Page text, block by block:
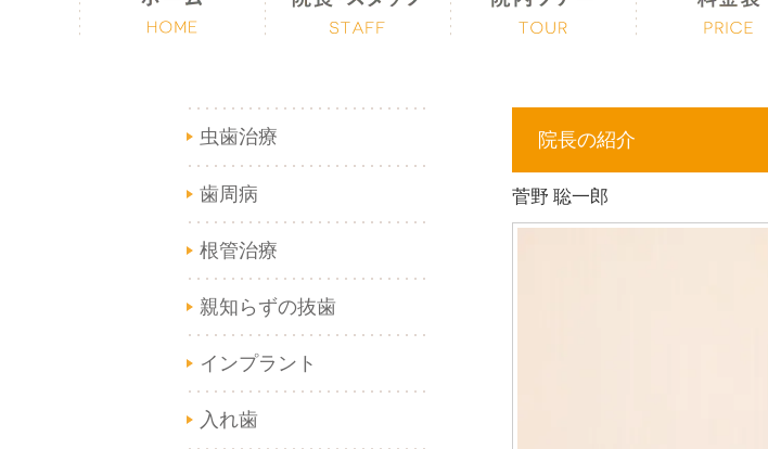
虫歯治療
歯周病
根管治療
親知らずの抜歯
インプラント
入れ歯
院長の紹介
菅野 聡一郎